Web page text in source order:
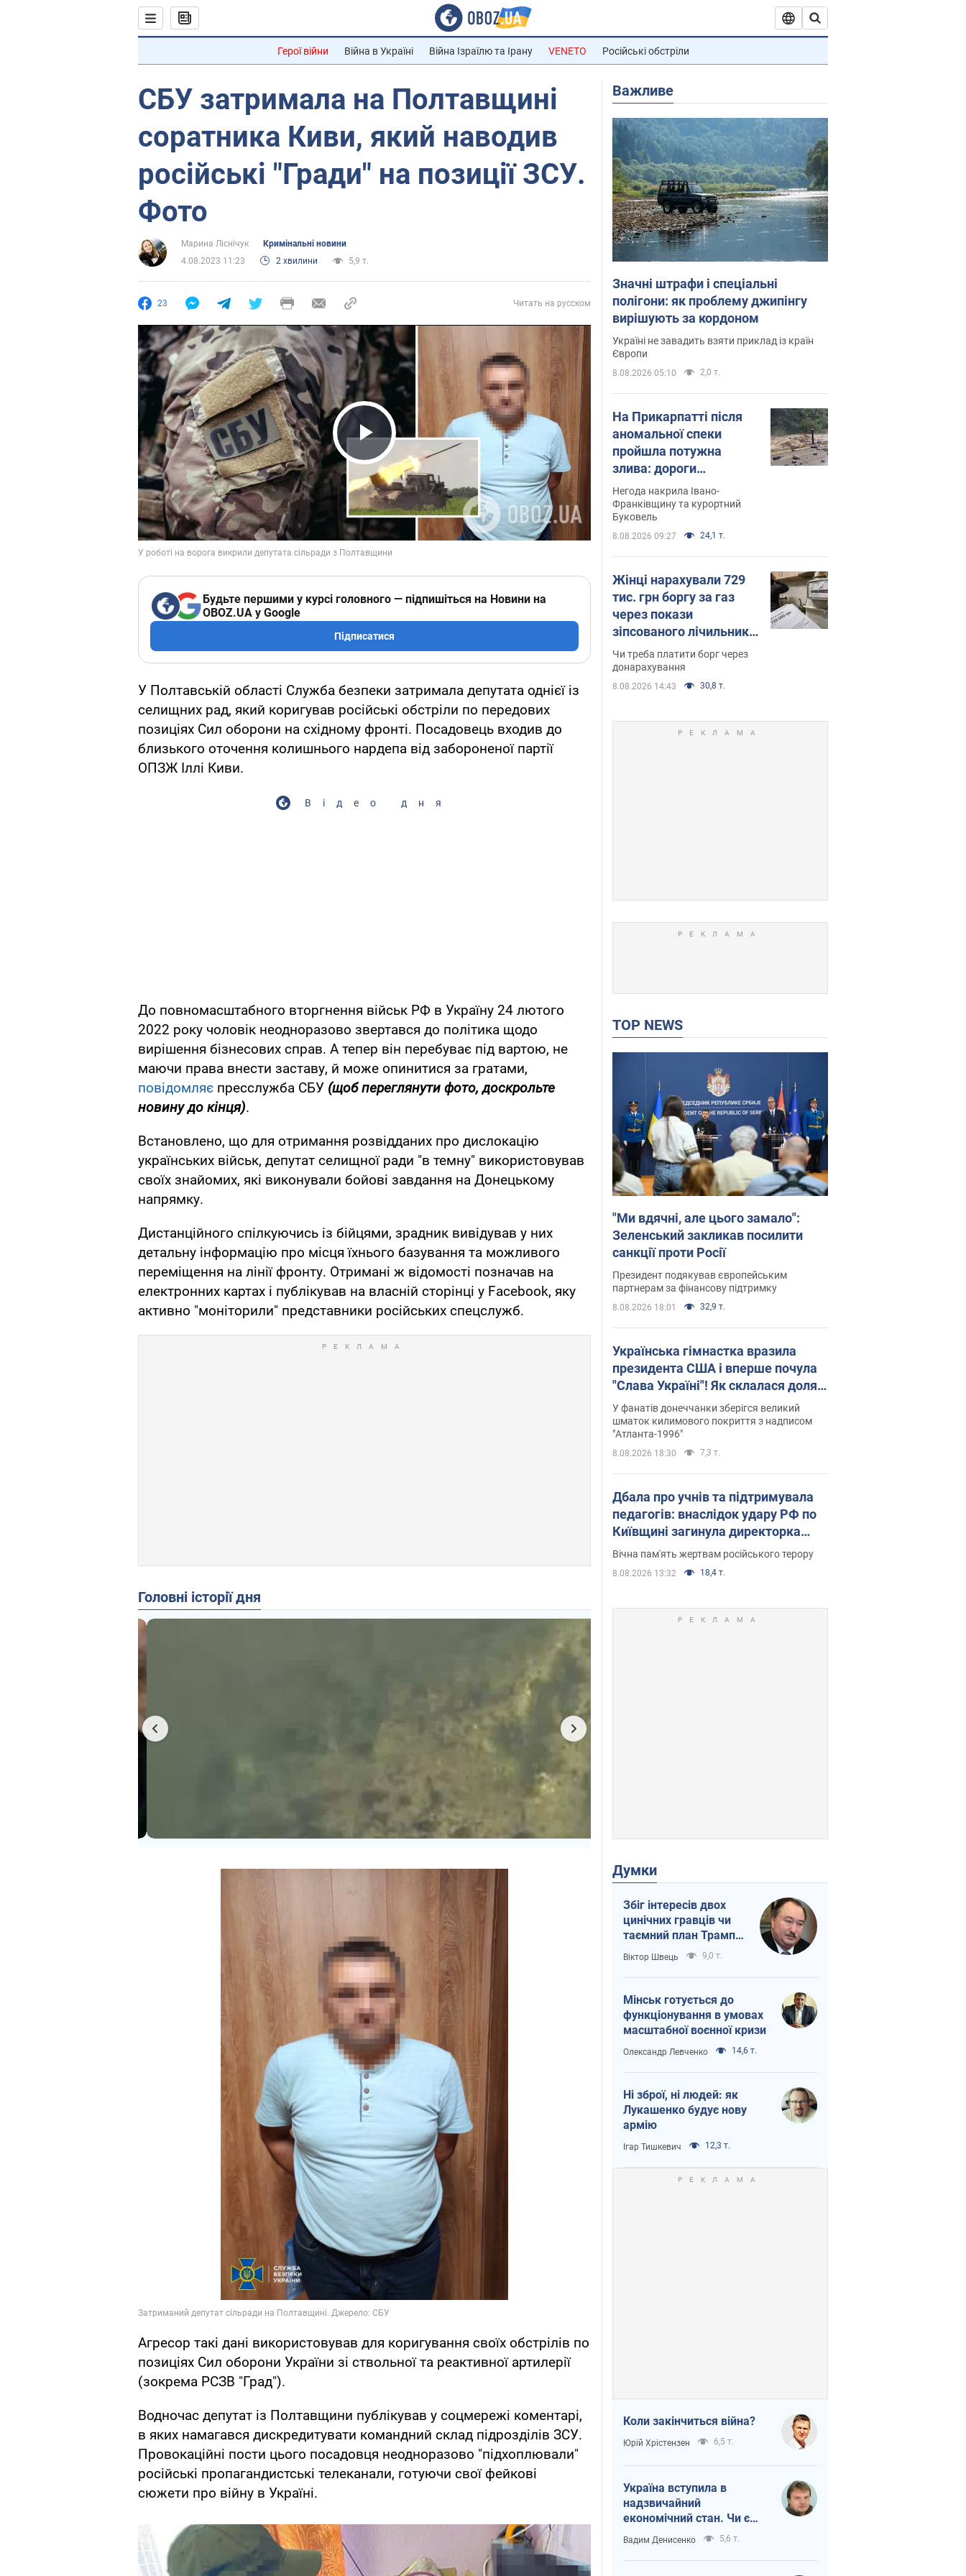
Герої війни Війна в Україні Війна Ізраїлю та Ірану VENETO Російські обстріли
СБУ затримала на Полтавщині
соратника Киви, який наводив
російські "Гради" на позиції ЗСУ.
Фото
Марина Ліснічук
Кримінальні новини
4.08.2023 11:23
2 хвилини 5,9 т.
23 Читать на русском
Play Video
Будьте першими у курсі головного — підпишіться на Новини на
OBOZ.UA у Google
Підписатися
У Полтавській області Служба безпеки затримала депутата однієї із
селищних рад, який коригував російські обстріли по передових
позиціях Сил оборони на східному фронті. Посадовець входив до
близького оточення колишнього нардепа від забороненої партії
ОПЗЖ Іллі Киви.
Відео дня
До повномасштабного вторгнення військ РФ в Україну 24 лютого
2022 року чоловік неодноразово звертався до політика щодо
вирішення бізнесових справ. А тепер він перебуває під вартою, не
маючи права внести заставу, й може опинитися за гратами,
повідомляє пресслужба СБУ (щоб переглянути фото, доскрольте
новину до кінця).
Встановлено, що для отримання розвідданих про дислокацію
українських військ, депутат селищної ради "в темну" використовував
своїх знайомих, які виконували бойові завдання на Донецькому
напрямку.
Дистанційного спілкуючись із бійцями, зрадник вивідував у них
детальну інформацію про місця їхнього базування та можливого
переміщення на лінії фронту. Отримані ж відомості позначав на
електронних картах і публікував на власній сторінці у Facebook, яку
активно "моніторили" представники російських спецслужб.
Головні історії дня
Агресор такі дані використовував для коригування своїх обстрілів по
позиціях Сил оборони України зі ствольної та реактивної артилерії
(зокрема РСЗВ "Град").
Водночас депутат із Полтавщини публікував у соцмережі коментарі,
в яких намагався дискредитувати командний склад підрозділів ЗСУ.
Провокаційні пости цього посадовця неодноразово "підхоплювали"
російські пропагандистські телеканали, готуючи свої фейкові
сюжети про війну в Україні.
Важливе
Значні штрафи і спеціальні
полігони: як проблему джипінгу
вирішують за кордоном
Україні не завадить взяти приклад із країн
Європи
8.08.2026 05:10 2,0 т.
На Прикарпатті після
аномальної спеки
пройшла потужна
злива: дороги
перетворились на
річки. Відео
Негода накрила Івано-
Франківщину та курортний
Буковель
8.08.2026 09:27 24,1 т.
Жінці нарахували 729
тис. грн боргу за газ
через покази
зіпсованого лічильника:
суддя ухвалив
неочікуване рішення
Чи треба платити борг через
донарахування
8.08.2026 14:43 30,8 т.
TOP NEWS
"Ми вдячні, але цього замало":
Зеленський закликав посилити
санкції проти Росії
Президент подякував європейським
партнерам за фінансову підтримку
8.08.2026 18:01 32,9 т.
Українська гімнастка вразила
президента США і вперше почула
"Слава Україні"! Як склалася доля
Подкопаєвої, яка 30 років тому
виграла "золото" Олімпіади
У фанатів донеччанки зберігся великий
шматок килимового покриття з надписом
"Атланта-1996"
8.08.2026 18:30 7,3 т.
Дбала про учнів та підтримувала
педагогів: внаслідок удару РФ по
Київщині загинула директорка
київського ліцею, її чоловік та онук
Вічна пам'ять жертвам російського терору
8.08.2026 13:32 18,4 т.
Думки
Збіг інтересів двох
цинічних гравців чи
таємний план Трампа
і Путіна?
Віктор Швець 9,0 т.
Мінськ готується до
функціонування в умовах
масштабної воєнної кризи
Олександр Левченко 14,6 т.
Ні зброї, ні людей: як
Лукашенко будує нову
армію
Ігар Тишкевич 12,3 т.
Коли закінчиться війна?
Юрій Хрістензен 6,5 т.
Україна вступила в
надзвичайний
економічний стан. Чи є
світло вкінці тунелю?
Вадим Денисенко 5,6 т.